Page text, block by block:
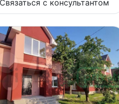
Связаться с консультантом